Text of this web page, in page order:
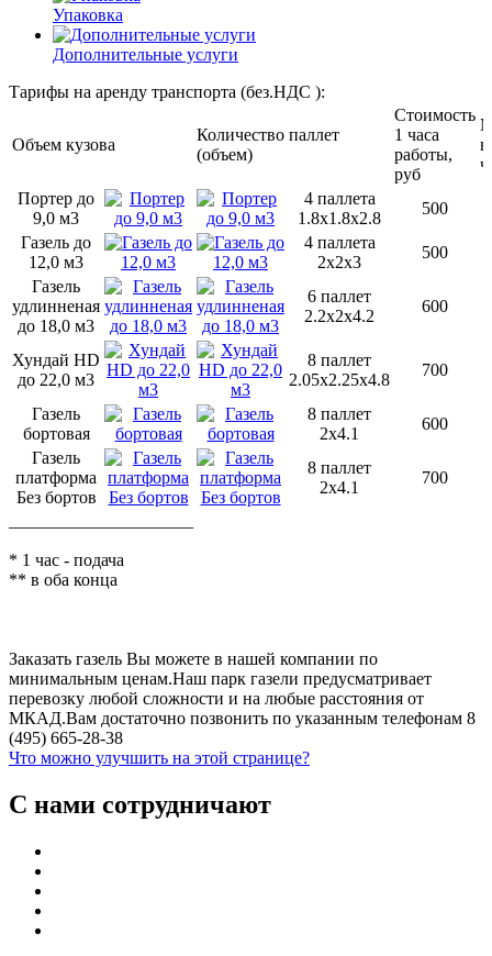
Упаковка
Дополнительные услуги
Тарифы на аренду транспорта (без.НДС ):
Объем кузова
Количество паллет
(объем)
Стоимость
1 часа
работы,
руб
ч
Портер до
9,0 м3
4 паллета
1.8х1.8х2.8
500
Газель до
12,0 м3
4 паллета
2х2х3
500
Газель
удлинненая
до 18,0 м3
6 паллет
2.2х2х4.2
600
Хундай HD
до 22,0 м3
8 паллет
2.05х2.25х4.8
700
Газель
бортовая
8 паллет
2х4.1
600
Газель
платформа
Без бортов
8 паллет
2х4.1
700
* 1 час - подача
** в оба конца
Заказать газель Вы можете в нашей компании по
минимальным ценам.Наш парк газели предусматривает
перевозку любой сложности и на любые расстояния от
МКАД.Вам достаточно позвонить по указанным телефонам 8
(495) 665-28-38
Что можно улучшить на этой странице?
С нами сотрудничают